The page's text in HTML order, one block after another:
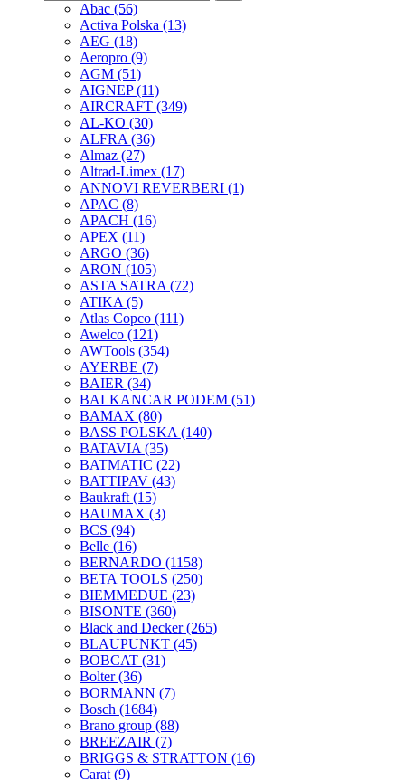
Abac (56)
Activa Polska (13)
AEG (18)
Aeropro (9)
AGM (51)
AIGNEP(11)
AIRCRAFT (349)
AL-KO (30)
ALFRA (36)
Almaz (27)
Altrad-Limex (17)
ANNOVI REVERBERI (1)
APAC (8)
APACH (16)
APEX (11)
ARGO (36)
ARON (105)
ASTA SATRA (72)
ATIKA (5)
Atlas Copco (111)
Awelco (121)
AWTools (354)
AYERBE (7)
BAIER (34)
BALKANCAR PODEM (51)
BAMAX (80)
BASS POLSKA (140)
BATAVIA (35)
BATMATIC (22)
BATTIPAV (43)
Baukraft (15)
BAUMAX (3)
BCS (94)
Belle (16)
BERNARDO (1158)
BETA TOOLS (250)
BIEMMEDUE (23)
BISONTE (360)
Black and Decker(265)
BLAUPUNKT (45)
BOBCAT (31)
Bolter(36)
BORMANN (7)
Bosch (1684)
Brano group (88)
BREEZAIR (7)
BRIGGS & STRATTON (16)
Carat (9)